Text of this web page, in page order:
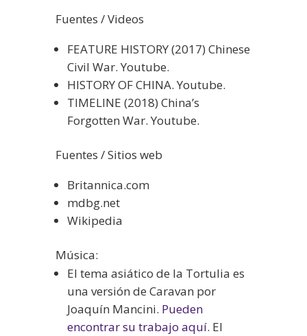
Fuentes / Videos
FEATURE HISTORY (2017) Chinese
Civil War. Youtube.
HISTORY OF CHINA. Youtube.
TIMELINE (2018) China’s
Forgotten War. Youtube.
Fuentes / Sitios web
Britannica.com
mdbg.net
Wikipedia
Música:
El tema asiático de la Tortulia es
una versión de Caravan por
Joaquín Mancini. Pueden
encontrar su trabajo aquí. El